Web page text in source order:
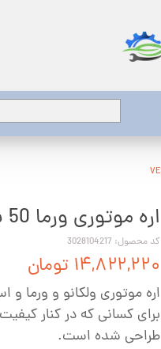
اره موتوری ورما 50 سانتی 58 سی سی VE20
کد محصول: 3028104217
۱۴,۸۲۲,۲۲۰ تومان
اره موتوری ولکانو و ورما
برای کسانی که در کنار
طراحی شده است.